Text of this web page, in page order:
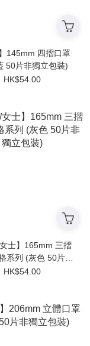
145mm 四摺口罩
50片非獨立包裝)
HK$54.00
女士】165mm 三摺
系列 (灰色 50片非
獨立包裝)
HK$54.00